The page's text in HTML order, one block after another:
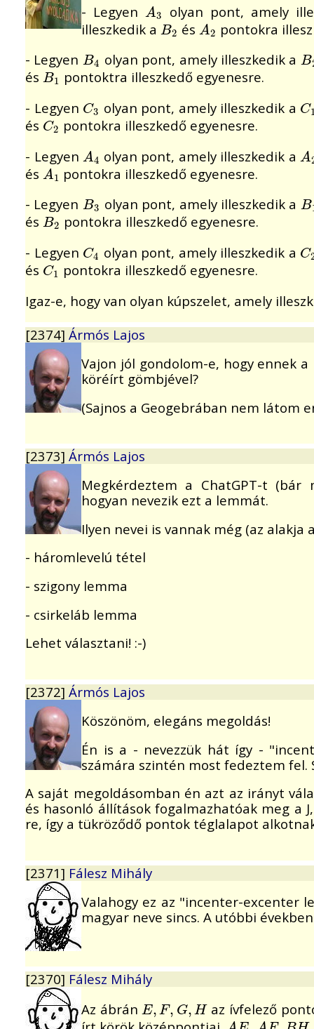
- Legyen A3
A3 olyan pont, amely
illeszkedik a B2
B2 és A2
A2 pontokra
- Legyen B4
B4 olyan pont, amely illeszkedik a B
B
és B1
B1 pontoktra illeszkedő egyenesre.
- Legyen C3
C3 olyan pont, amely illeszkedik a C
C
és C2
C2 pontokra illeszkedő egyenesre.
- Legyen A4
A4 olyan pont, amely illeszkedik a A
A
és A1
A1 pontokra illeszkedő egyenesre.
- Legyen B3
B3 olyan pont, amely illeszkedik a B
B
és B2
B2 pontokra illeszkedő egyenesre.
- Legyen C4
C4 olyan pont, amely illeszkedik a C
C
és C1
C1 pontokra illeszkedő egyenesre.
Igaz-e, hogy van olyan kúpszelet, amely
[2374] Ármós Lajos
Vajon jól gondolom-e, hogy ennek
köréírt gömbjével?
(Sajnos a Geogebrában nem látom
[2373] Ármós Lajos
Megkérdeztem a ChatGPT-t (bár
hogyan nevezik ezt a lemmát.
Ilyen nevei is vannak még (az alakja
- háromlevelú tétel
- szigony lemma
- csirkeláb lemma
Lehet választani! :-)
[2372] Ármós Lajos
Köszönöm, elegáns megoldás!
Én is a - nevezzük hát így -
számára szintén most fedeztem fel.
A saját megoldásomban én azt az irányt
és hasonló állítások fogalmazhatóak meg a
re, így a tükröződő pontok téglalapot
[2371] Fálesz Mihály
Valahogy ez az "incenter-excenter
magyar neve sincs. A utóbbi
[2370] Fálesz Mihály
Az ábrán E, F, G, H
E,F,G, H
az ívfelező